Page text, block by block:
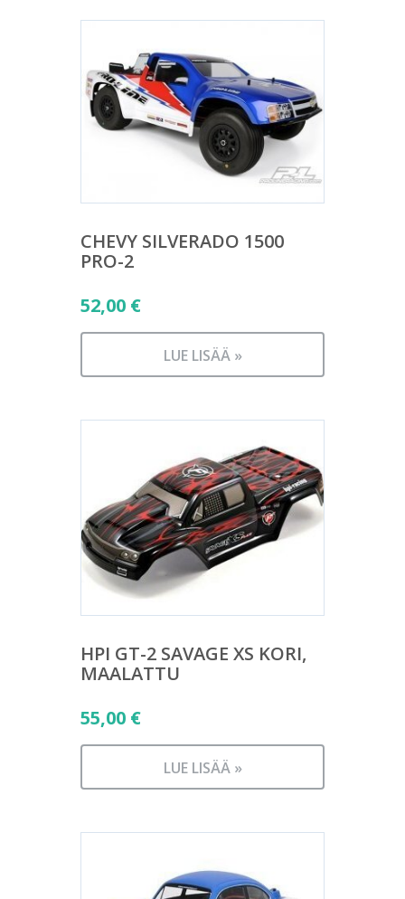
CHEVY SILVERADO 1500
PRO-2
52,00 €
LUE LISÄÄ »
HPI GT-2 SAVAGE XS KORI,
MAALATTU
55,00 €
LUE LISÄÄ »